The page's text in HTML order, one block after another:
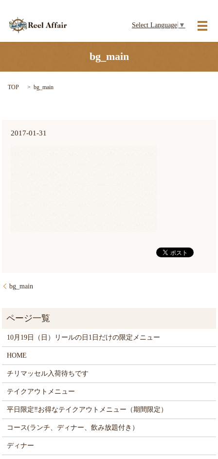
Select Language ▼
メ
bg_main
TOP bg_main
2017-01-31
bg_main
10月19日（日）リールの日1日だけの限定メニュー
HOME
チリマッセル入荷待ちです
テイクアウトメニュー
平日限定‼お得なテイクアウトメニュー（期間限定）
コース(ランチ、ディナー、飲み放題付き）
ディナー